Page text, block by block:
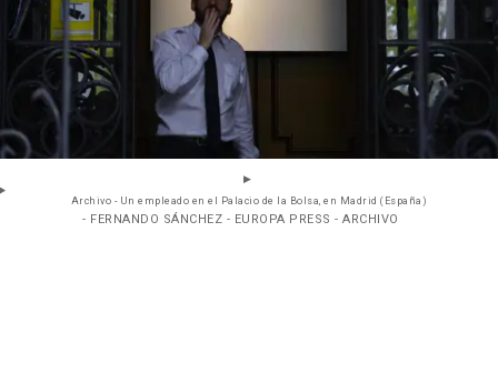
Archivo - Un empleado en el Palacio de la Bolsa, en Madrid (España)
- FERNANDO SÁNCHEZ - EUROPA PRESS - ARCHIVO